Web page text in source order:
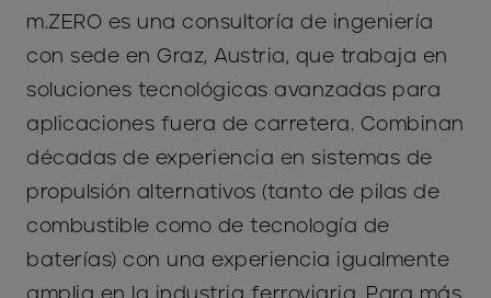
m.ZERO es una consultoría de ingeniería
con sede en Graz, Austria, que trabaja en
soluciones tecnológicas avanzadas para
aplicaciones fuera de carretera. Combinan
décadas de experiencia en sistemas de
propulsión alternativos (tanto de pilas de
combustible como de tecnología de
baterías) con una experiencia igualmente
amplia en la industria ferroviaria. Para más